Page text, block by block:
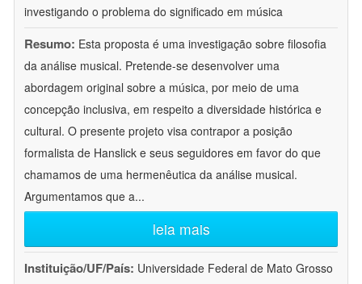
investigando o problema do significado em música
Resumo: Esta proposta é uma investigação sobre filosofia
da análise musical. Pretende-se desenvolver uma
abordagem original sobre a música, por meio de uma
concepção inclusiva, em respeito a diversidade histórica e
cultural. O presente projeto visa contrapor a posição
formalista de Hanslick e seus seguidores em favor do que
chamamos de uma hermenêutica da análise musical.
Argumentamos que a...
leia mais
Instituição/UF/País: Universidade Federal de Mato Grosso